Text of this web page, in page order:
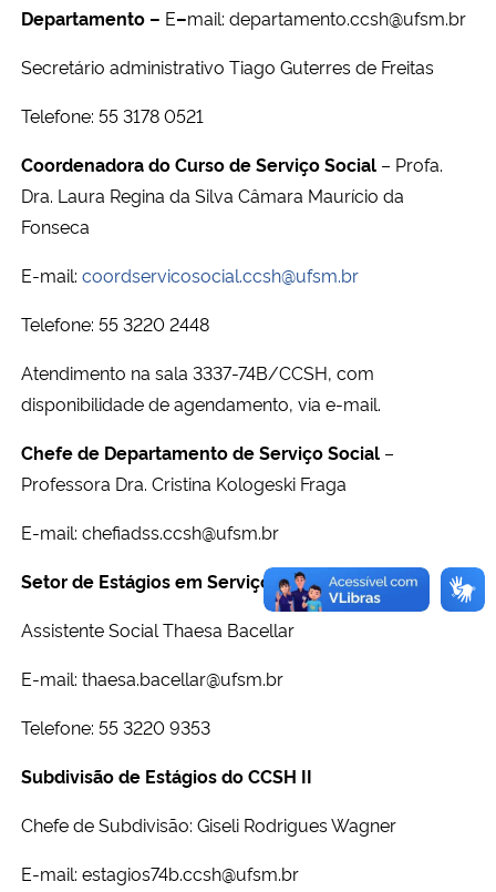
Ministério do Turismo
Ministério do Desenvolvimento Regional
Controladoria-Geral da União
Ministério da Mulher, da Família e dos Direitos Humanos
Gabinete de Segurança Institucional
Advocacia-Geral da União
Banco Central do Brasil
Planalto
Departamento – E–mail: departamento.ccsh@ufsm.br
Secretário administrativo Tiago Guterres de Freitas
Telefone: 55 3178 0521
Coordenadora do Curso de Serviço Social – Profa.
Dra. Laura Regina da Silva Câmara Maurício da
Fonseca
E-mail: coordservicosocial.ccsh@ufsm.br
Telefone: 55 3220 2448
Atendimento na sala 3337-74B/CCSH, com
disponibilidade de agendamento, via e-mail.
Chefe de Departamento de Serviço Social –
Professora Dra. Cristina Kologeski Fraga
E-mail: chefiadss.ccsh@ufsm.br
Setor de Estágios em Serviço Social
Assistente Social Thaesa Bacellar
E-mail: thaesa.bacellar@ufsm.br
Telefone: 55 3220 9353
Subdivisão de Estágios do CCSH II
Chefe de Subdivisão: Giseli Rodrigues Wagner
E-mail: estagios74b.ccsh@ufsm.br